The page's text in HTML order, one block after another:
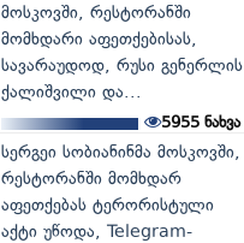
მოსკოვში, რესტორანში
მომხდარი აფეთქებისას,
სავარაუდოდ, რუსი გენერლის
ქალიშვილი და...
5955 ნახვა
სერგეი სობიანინმა მოსკოვში,
რესტორანში მომხდარ
აფეთქებას ტერორისტული
აქტი უწოდა, Telegram-